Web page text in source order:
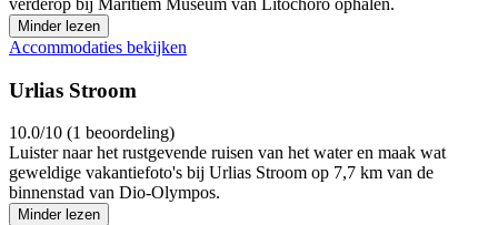
Minder lezen
Accommodaties bekijken
Urlias Stroom
10.0/10 (1 beoordeling)
Luister naar het rustgevende ruisen van het water en maak wat
geweldige vakantiefoto's bij Urlias Stroom op 7,7 km van de
binnenstad van Dio-Olympos.
Minder lezen